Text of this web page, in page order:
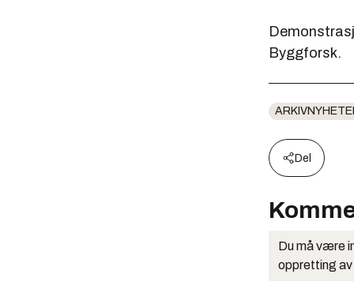
Byggforsk.
Del
Du må være
oppretting av